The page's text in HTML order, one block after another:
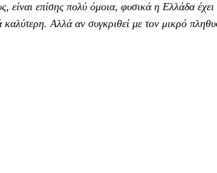
είναι επίσης πολύ όμοια, φυσικά η Ελλάδα έχει
καλύτερη. Αλλά αν συγκριθεί με τον μικρό